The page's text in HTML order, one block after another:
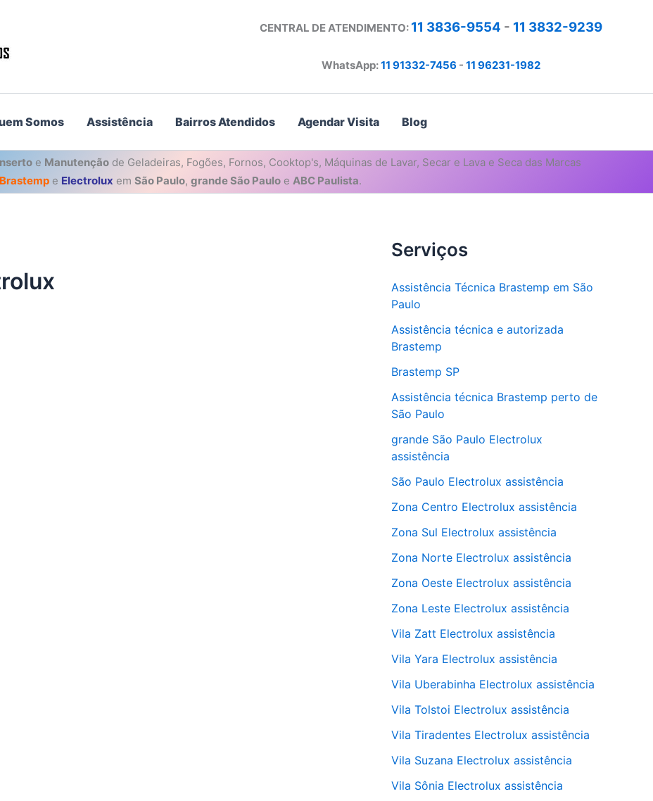
CENTRAL DE ATENDIMENTO: 11 3836-9554 - 11 3832-9239
WhatsApp:11 91332-7456 - 11 96231-1982
Somos Assistência Bairros Atendidos Agendar Visita Blog
e Manutenção de Geladeiras, Fogões, Fornos, Cooktop's, Máquinas de Lavar, Secar e Lava e Seca das Marcas
Brastempe Electrolux em São Paulo, grande São Pauloe ABC Paulista.
Serviços
Assistência Técnica Brastemp em São
Paulo
Assistência técnica e autorizada
Brastemp
Brastemp SP
Assistência técnica Brastemp perto de
São Paulo
grande São Paulo Electrolux
assistência
São Paulo Electrolux assistência
Zona Centro Electrolux assistência
Zona Sul Electrolux assistência
Zona Norte Electrolux assistência
Zona Oeste Electrolux assistência
Zona Leste Electrolux assistência
Vila Zatt Electrolux assistência
Vila Yara Electrolux assistência
Vila Uberabinha Electrolux assistência
Vila Tolstoi Electrolux assistência
Vila Tiradentes Electrolux assistência
Vila Suzana Electrolux assistência
Vila Sônia Electrolux assistência